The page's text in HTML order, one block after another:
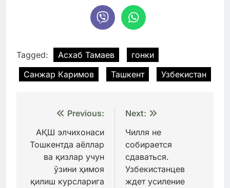
Tagged: Асхаб Тамаев
гонки
Санжар Каримов
Ташкент Узбекистан
Навигация
по
записям
Previous:
АҚШ элчихонаси
Тошкентда аёллар
ва қизлар учун
ўзини ҳимоя
қилиш курсларига
Next:
Чилля не
собирается
сдаваться.
Узбекистанцев
ждет усиление